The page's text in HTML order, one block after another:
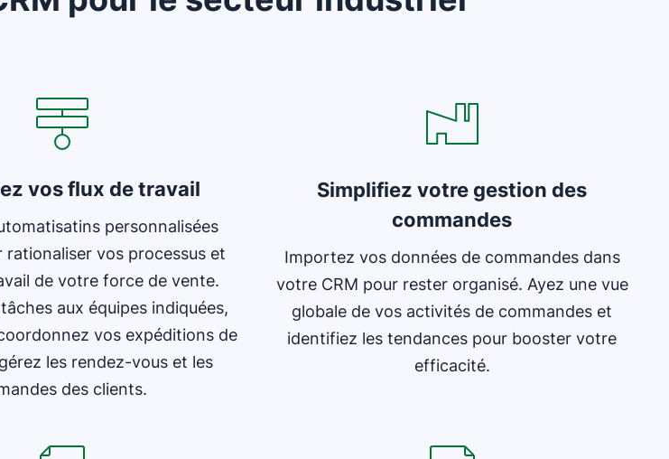
vos flux de travail
personnalisées
rationaliser vos processus et
de votre force de vente.
aux équipes indiquées,
vos expéditions de
les rendez-vous et les
des clients.
Simplifiez votre gestion des
commandes
Importez vos données de commandes dans
votre CRM pour rester organisé. Ayez une vue
globale de vos activités de commandes et
identifiez les tendances pour booster votre
efficacité.